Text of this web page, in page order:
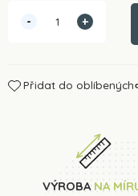
Přidat do oblíbených
VÝROBA NA